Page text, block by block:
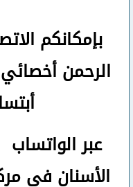
بإمكانكم
الرحمنأخصائي
عبر الواتساب
الأسنان في